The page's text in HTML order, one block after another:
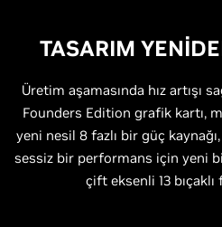
TASARIM
Üretim aşamasında hız artışı
Founders Edition grafik kartı,
yeni nesil 8 fazlı bir güç
sessiz bir performans için yeni
çift eksenli 13 bıçaklı